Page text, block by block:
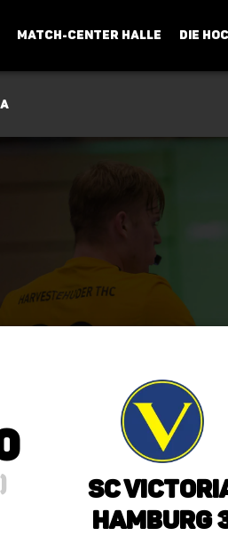
MATCH-CENTER HALLE DIE
SC
Hamburg